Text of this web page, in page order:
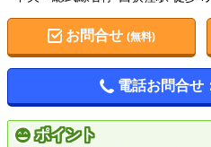
お問合せ (無料)
電話お問合せ
ポイント